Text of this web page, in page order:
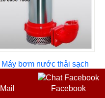
Mail Facebook
Máy bơm nước thải sạch
APP KSH-10
6,500,000 VNĐ